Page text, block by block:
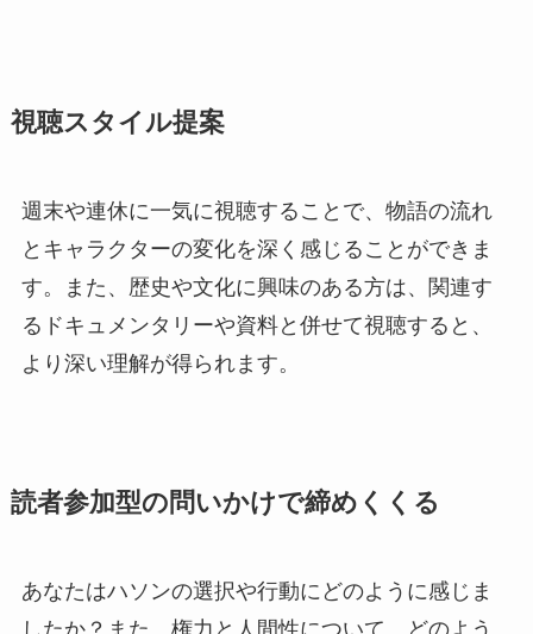
視聴スタイル提案
週末や連休に一気に視聴することで、物語の流れ
とキャラクターの変化を深く感じることができま
す。また、歴史や文化に興味のある方は、関連す
るドキュメンタリーや資料と併せて視聴すると、
より深い理解が得られます。
読者参加型の問いかけで締めくくる
あなたはハソンの選択や行動にどのように感じま
したか？また、権力と人間性について、どのよう